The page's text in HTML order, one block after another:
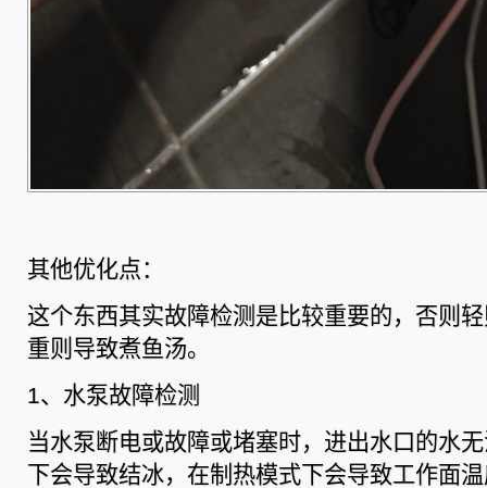
其他优化点：
这个东西其实故障检测是比较重要的，否则
重则导致煮鱼汤。
1、水泵故障检测
当水泵断电或故障或堵塞时，进出水口的水
下会导致结冰，在制热模式下会导致工作面